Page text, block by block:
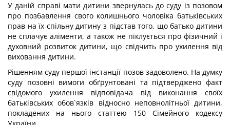
У даній справі мати дитини звернулась до суду із позовом
про позбавлення свого колишнього чоловіка батьківських
прав на їх спільну дитину з підстав того, що батько дитини
не сплачує аліменти, а також не піклується про фізичний і
духовний розвиток дитини, що свідчить про ухилення від
виховання дитини.
Рішенням суду першої інстанції позов задоволено. На думку
суду позовні вимоги обґрунтовані та підтверджено факт
свідомого ухилення відповідача від виконання своїх
батьківських обов`язків відносно неповнолітньої дитини,
покладених на нього статтею 150 Сімейного кодексу